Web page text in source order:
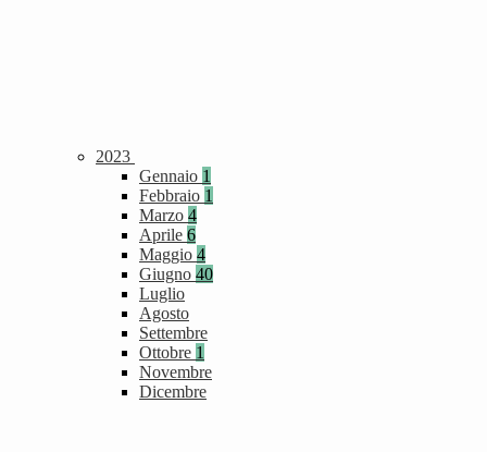
2023
Gennaio 1
Febbraio 1
Marzo 4
Aprile 6
Maggio 4
Giugno 40
Luglio
Agosto
Settembre
Ottobre 1
Novembre
Dicembre